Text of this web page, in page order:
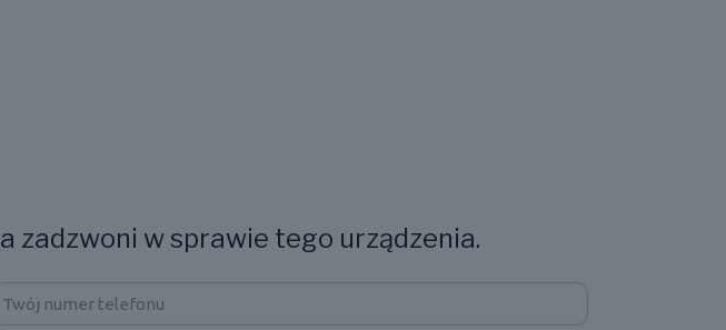
zadzwoni w sprawie tego urządzenia.